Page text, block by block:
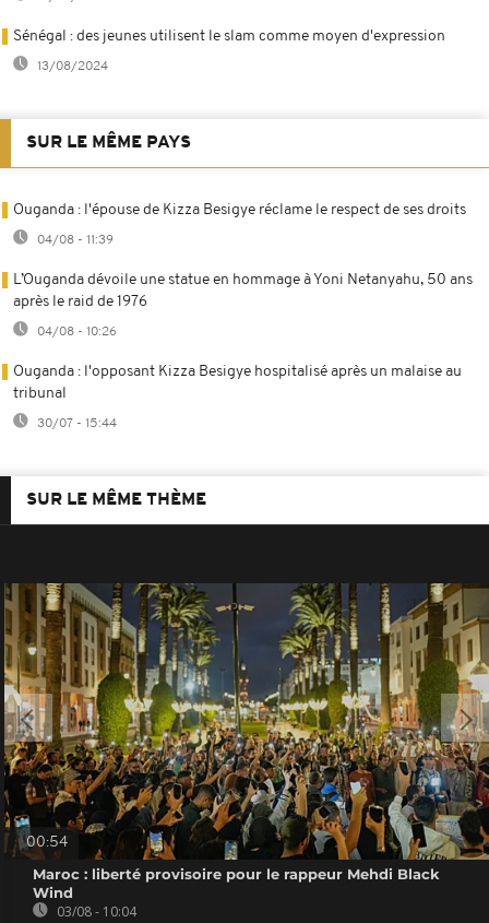
Sénégal : des jeunes utilisent le slam comme moyen d'expression
13/08/2024
SUR LE MÊME PAYS
Ouganda : l'épouse de Kizza Besigye réclame le respect de ses droits
04/08 - 11:39
L’Ouganda dévoile une statue en hommage à Yoni Netanyahu, 50 ans
après le raid de 1976
04/08 - 10:26
Ouganda : l'opposant Kizza Besigye hospitalisé après un malaise au
tribunal
30/07 - 15:44
SUR LE MÊME THÈME
00:54
Maroc : liberté provisoire pour le rappeur Mehdi Black
Wind
03/08 - 10:04